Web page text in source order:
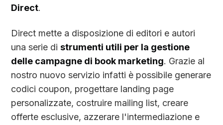
Direct.
Direct mette a disposizione di editori e autori
una serie distrumenti utili per la gestione
delle campagne di book marketing. Grazie al
nostro nuovo servizio infatti è possibile generare
codici coupon, progettare landing page
personalizzate, costruire mailing list, creare
offerte esclusive, azzerare l'intermediazione e